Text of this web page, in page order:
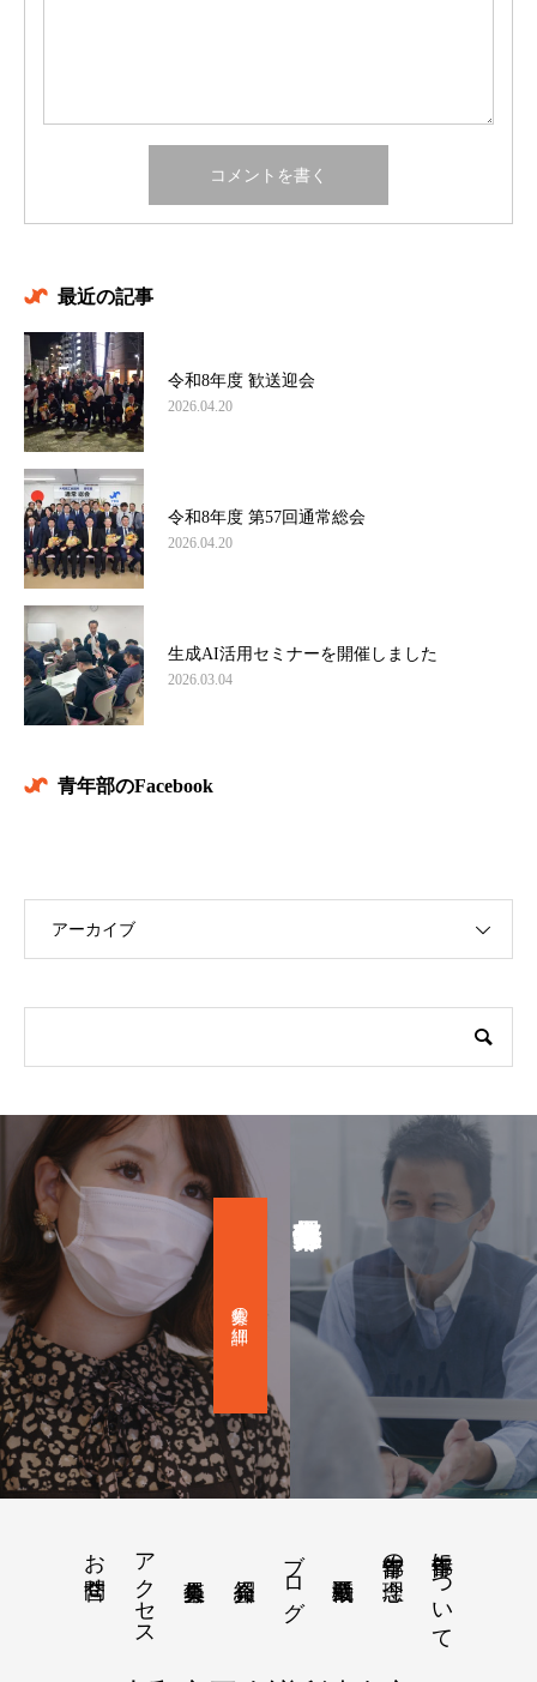
最近の記事
令和8年度 歓送迎会
2026.04.20
令和8年度 第57回通常総会
2026.04.20
生成AI活用セミナーを開催しました
2026.03.04
青年部のFacebook
アーカイブ
募集の詳細
青年部について
青年部の理念
ブログ
アクセス
お問合せ